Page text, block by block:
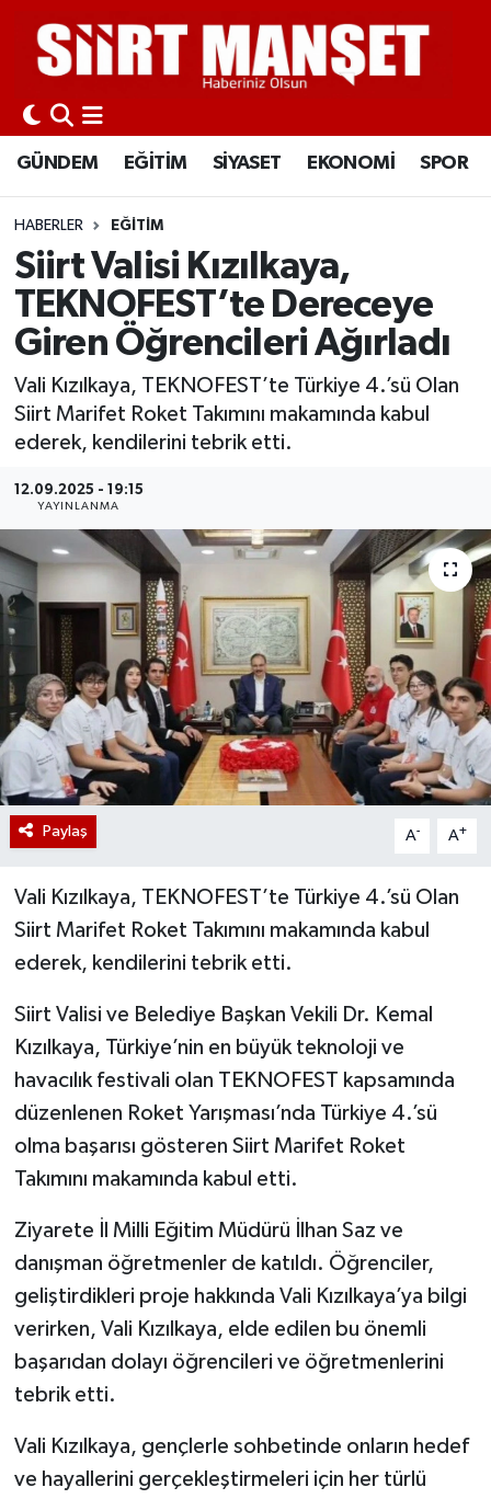
GÜNDEM EĞİTİM SİYASET EKONOMİ SPOR
HABERLER EĞİTİM
Siirt Valisi Kızılkaya,
TEKNOFEST’te Dereceye
Giren Öğrencileri Ağırladı
Vali Kızılkaya, TEKNOFEST’te Türkiye 4.’sü Olan
Siirt Marifet Roket Takımını makamında kabul
ederek, kendilerini tebrik etti.
12.09.2025 - 19:15
YAYINLANMA
Paylaş A- A+
Vali Kızılkaya, TEKNOFEST’te Türkiye 4.’sü Olan
Siirt Marifet Roket Takımını makamında kabul
ederek, kendilerini tebrik etti.
Siirt Valisi ve Belediye Başkan Vekili Dr. Kemal
Kızılkaya, Türkiye’nin en büyük teknoloji ve
havacılık festivali olan TEKNOFEST kapsamında
düzenlenen Roket Yarışması’nda Türkiye 4.’sü
olma başarısı gösteren Siirt Marifet Roket
Takımını makamında kabul etti.
Ziyarete İl Milli Eğitim Müdürü İlhan Saz ve
danışman öğretmenler de katıldı. Öğrenciler,
geliştirdikleri proje hakkında Vali Kızılkaya’ya bilgi
verirken, Vali Kızılkaya, elde edilen bu önemli
başarıdan dolayı öğrencileri ve öğretmenlerini
tebrik etti.
Vali Kızılkaya, gençlerle sohbetinde onların hedef
ve hayallerini gerçekleştirmeleri için her türlü
GÜNDEM
EĞİTİM
SİYASET
EKONOMİ
SPOR
KÜLTÜR-SANAT
Siirt Nöbetçi Eczaneler
Siirt Hava Durumu
Siirt Namaz Vakitleri
Siirt Trafik Yoğunluk Haritası
Süper Lig Puan Durumu ve Fikstür
Tüm Manşetler
Son Dakika Haberleri